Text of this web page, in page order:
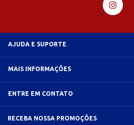
AJUDA E SUPORTE
MAIS INFORMAÇÕES
ENTRE EM CONTATO
RECEBA NOSSA PROMOÇÕES